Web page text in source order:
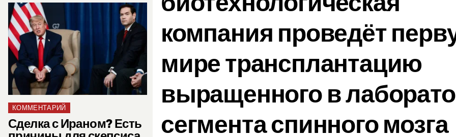
КОММЕНТАРИЙ
Сделка с Ираном? Есть
компания проведёт
мире трансплантацию
выращенного в
сегмента спинного мозга